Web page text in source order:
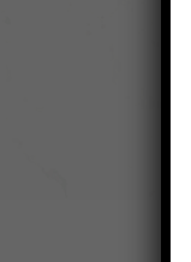
Gratis E-
Foto’s &